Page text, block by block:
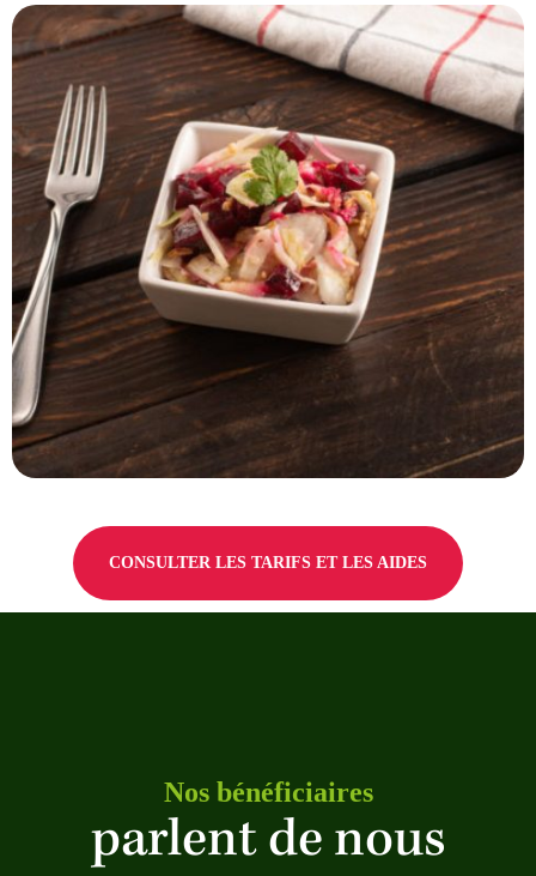
CONSULTER LES TARIFS ET LES AIDES
Nos bénéficiaires
parlent de nous